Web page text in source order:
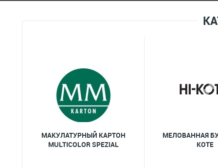
МАКУЛАТУРНЫЙ КАРТОН
MULTICOLOR SPEZIAL
МЕЛОВАННАЯ
KOTE